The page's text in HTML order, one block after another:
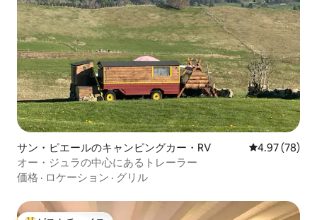
サン・ピエールのキャンピングカー・RV レビュー78
4.97 (78)
オー・ジュラの中心にあるトレーラー
価格 · ロケーション · グリル